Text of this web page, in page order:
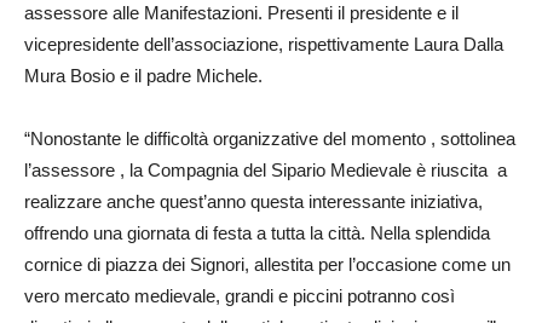
assessore alle Manifestazioni. Presenti il presidente e il
vicepresidente dell’associazione, rispettivamente Laura Dalla
Mura Bosio e il padre Michele.
“Nonostante le difficoltà organizzative del momento , sottolinea
l’assessore , la Compagnia del Sipario Medievale è riuscita a
realizzare anche quest’anno questa interessante iniziativa,
offrendo una giornata di festa a tutta la città. Nella splendida
cornice di piazza dei Signori, allestita per l’occasione come un
vero mercato medievale, grandi e piccini potranno così